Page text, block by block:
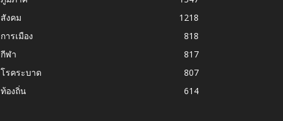
สังคม
1218
การเมือง
818
กีฬา
817
โรคระบาด
807
ท้องถิ่น
614